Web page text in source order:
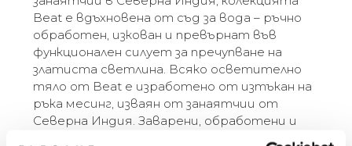
Beat е вдъхновена от съд за вода – ръчно
обработен, изкован и превърнат във
функционален силует за пречупване на
златиста светлина. Всяко осветително
тяло от Beat е изработено от изтъкан на
ръка месинг, изваян от занаятчии от
Северна Индия. Заварени, обработени и
полирани на ръка, те запазват следите